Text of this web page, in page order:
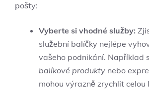
pošty:
Vyberte si vhodné služby:
služební balíčky nejlépe
vašeho podnikání. Například
balíkové produkty nebo
mohou výrazně zrychlit celou